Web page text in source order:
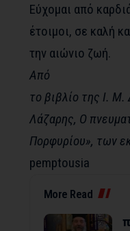
Εύχομαι από
έτοιμοι, σε καλή
την αιώνιο ζωή.
Από
το βιβλίο της Ι.
Λάζαρης, Ο
Πορφυρίου», των
pemptousia
More Read